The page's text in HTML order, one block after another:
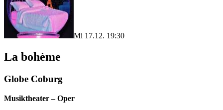
Mi 17.12. 19:30
La bohème
Globe Coburg
Musiktheater – Oper